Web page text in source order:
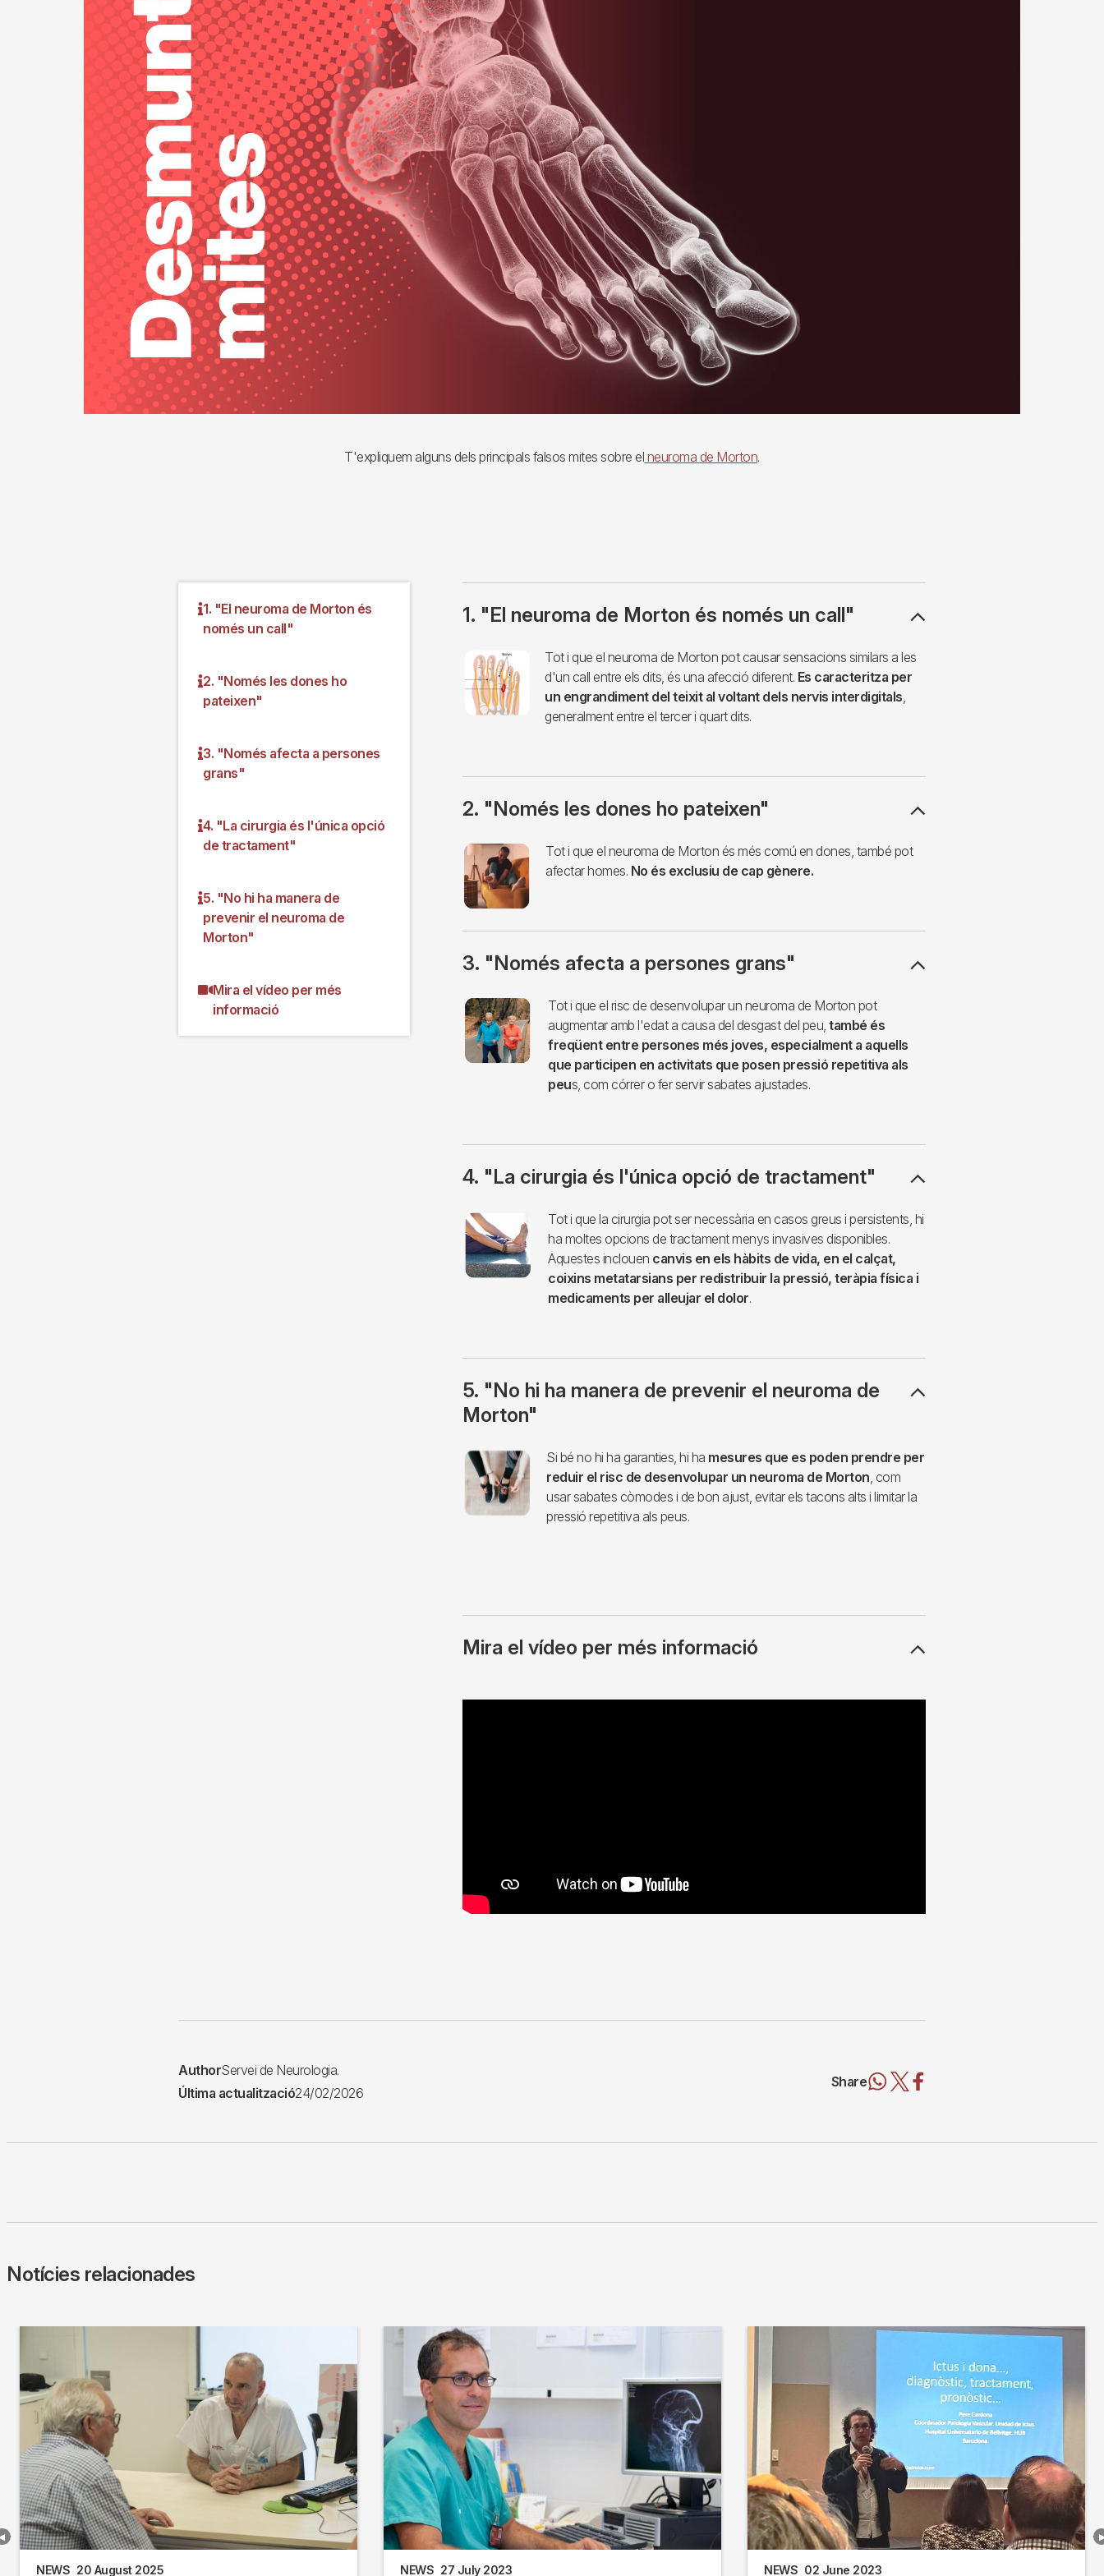
T'expliquem alguns dels principals falsos mites sobre el neuroma de Morton.
1. "El neuroma de Morton és
només un call"
2. "Només les dones ho
pateixen"
3. "Només afecta a persones
grans"
4. "La cirurgia és l'única opció
de tractament"
5. "No hi ha manera de
prevenir el neuroma de
Morton"
Mira el vídeo per més
informació
1. "El neuroma de Morton és només un call"
Imagen
Tot i que el neuroma de Morton pot causar sensacions similars a les
d'un call entre els dits, és una afecció diferent. Es caracteritza per
un engrandiment del teixit al voltant dels nervis interdigitals,
generalment entre el tercer i quart dits.
2. "Només les dones ho pateixen"
Imagen
Tot i que el neuroma de Morton és més comú en dones, també pot
afectar homes. No és exclusiu de cap gènere.
3. "Només afecta a persones grans"
Imagen
Tot i que el risc de desenvolupar un neuroma de Morton pot
augmentar amb l'edat a causa del desgast del peu, també és
freqüent entre persones més joves, especialment a aquells
que participen en activitats que posen pressió repetitiva als
peus, com córrer o fer servir sabates ajustades.
4. "La cirurgia és l'única opció de tractament"
Imagen
Tot i que la cirurgia pot ser necessària en casos greus i persistents, hi
ha moltes opcions de tractament menys invasives disponibles.
Aquestes inclouen canvis en els hàbits de vida, en el calçat,
coixins metatarsians per redistribuir la pressió, teràpia física i
medicaments per alleujar el dolor.
5. "No hi ha manera de prevenir el neuroma de
Morton"
Imagen Si bé no hi ha garanties, hi ha mesures que es poden prendre per
reduir el risc de desenvolupar un neuroma de Morton, com
usar sabates còmodes i de bon ajust, evitar els tacons alts i limitar la
pressió repetitiva als peus.
Mira el vídeo per més informació
AuthorServei de Neurologia.
Última actualització24/02/2026
Share
Notícies relacionades
NEWS 20 August 2025 NEWS 27 July 2023 NEWS 02 June 2023